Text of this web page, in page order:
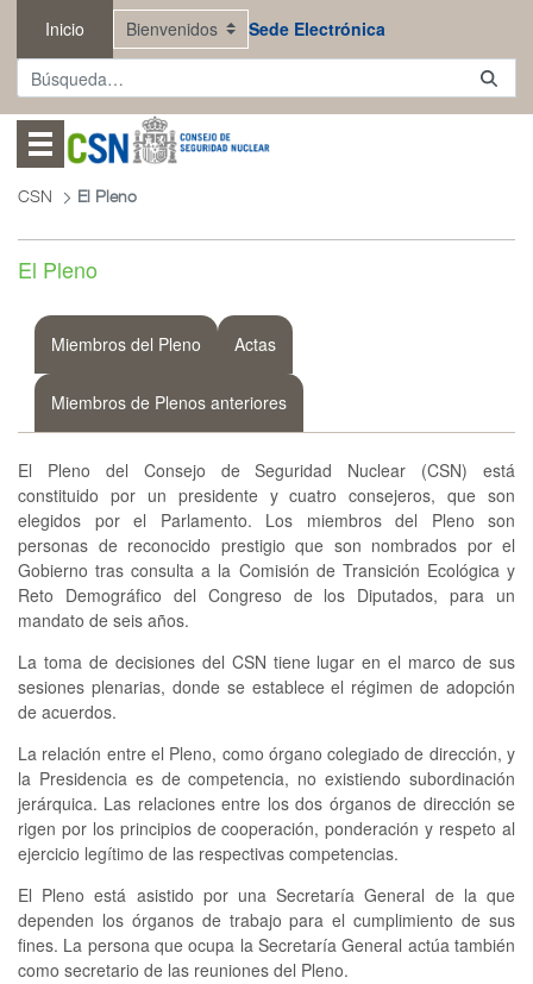
Saltar al contenido principal
Inicio Sede Electrónica
Abrir menú
CSN El Pleno
El Pleno
Miembros del Pleno Actas
Miembros de Plenos anteriores
El Pleno del Consejo de Seguridad Nuclear (CSN) está
constituido por un presidente y cuatro consejeros, que son
elegidos por el Parlamento. Los miembros del Pleno son
personas de reconocido prestigio que son nombrados por el
Gobierno tras consulta a la Comisión de Transición Ecológica y
Reto Demográfico del Congreso de los Diputados, para un
mandato de seis años.
La toma de decisiones del CSN tiene lugar en el marco de sus
sesiones plenarias, donde se establece el régimen de adopción
de acuerdos.
La relación entre el Pleno, como órgano colegiado de dirección, y
la Presidencia es de competencia, no existiendo subordinación
jerárquica. Las relaciones entre los dos órganos de dirección se
rigen por los principios de cooperación, ponderación y respeto al
ejercicio legítimo de las respectivas competencias.
El Pleno está asistido por una Secretaría General de la que
dependen los órganos de trabajo para el cumplimiento de sus
fines. La persona que ocupa la Secretaría General actúa también
como secretario de las reuniones del Pleno.